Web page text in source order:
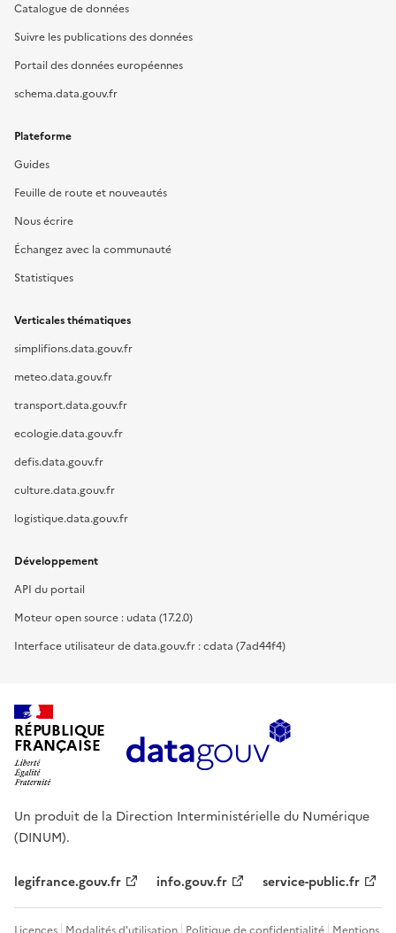
Catalogue de données
Suivre les publications des données
Portail des données européennes
schema.data.gouv.fr
Plateforme
Guides
Feuille de route et nouveautés
Nous écrire
Échangez avec la communauté
Statistiques
Verticales thématiques
simplifions.data.gouv.fr
meteo.data.gouv.fr
transport.data.gouv.fr
ecologie.data.gouv.fr
defis.data.gouv.fr
culture.data.gouv.fr
logistique.data.gouv.fr
Développement
API du portail
Moteur open source : udata (17.2.0)
Interface utilisateur de data.gouv.fr : cdata (7ad44f4)
RÉPUBLIQUE
FRANÇAISE
Un produit de la Direction Interministérielle du Numérique
(DINUM).
legifrance.gouv.fr info.gouv.fr service-public.fr